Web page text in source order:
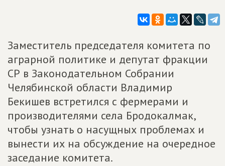
Заместитель председателя комитета по
аграрной политике и депутат фракции
СР в Законодательном Собрании
Челябинской области Владимир
Бекишев встретился с фермерами и
производителями села Бродокалмак,
чтобы узнать о насущных проблемах и
вынести их на обсуждение на очередное
заседание комитета.